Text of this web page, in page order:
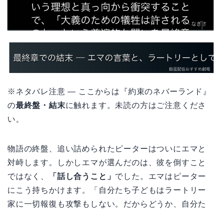
※ネタバレ注意 — ここからは『約束のネバーランド』
の最終盤・結末に触れます。未読の方はご注意くださ
い。
物語の終盤、追い詰められたピーターはついにエマと
対峙します。しかしエマが選んだのは、彼を倒すこと
ではなく、
「話し合うこと」 でした。エマはピーター
にこう持ちかけます。「自分たち子どもはラートリー
家に一切報復も攻撃もしない。だからどうか、自分た